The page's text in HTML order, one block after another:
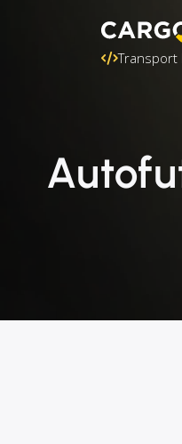
Transport